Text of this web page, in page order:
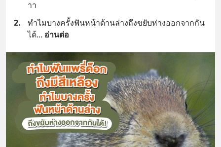
าา
2.
ทำไมบางครั้งฟันหน้าด้านล่างถึงขยับห่างออกจากกัน
ได้... อ่านต่อ